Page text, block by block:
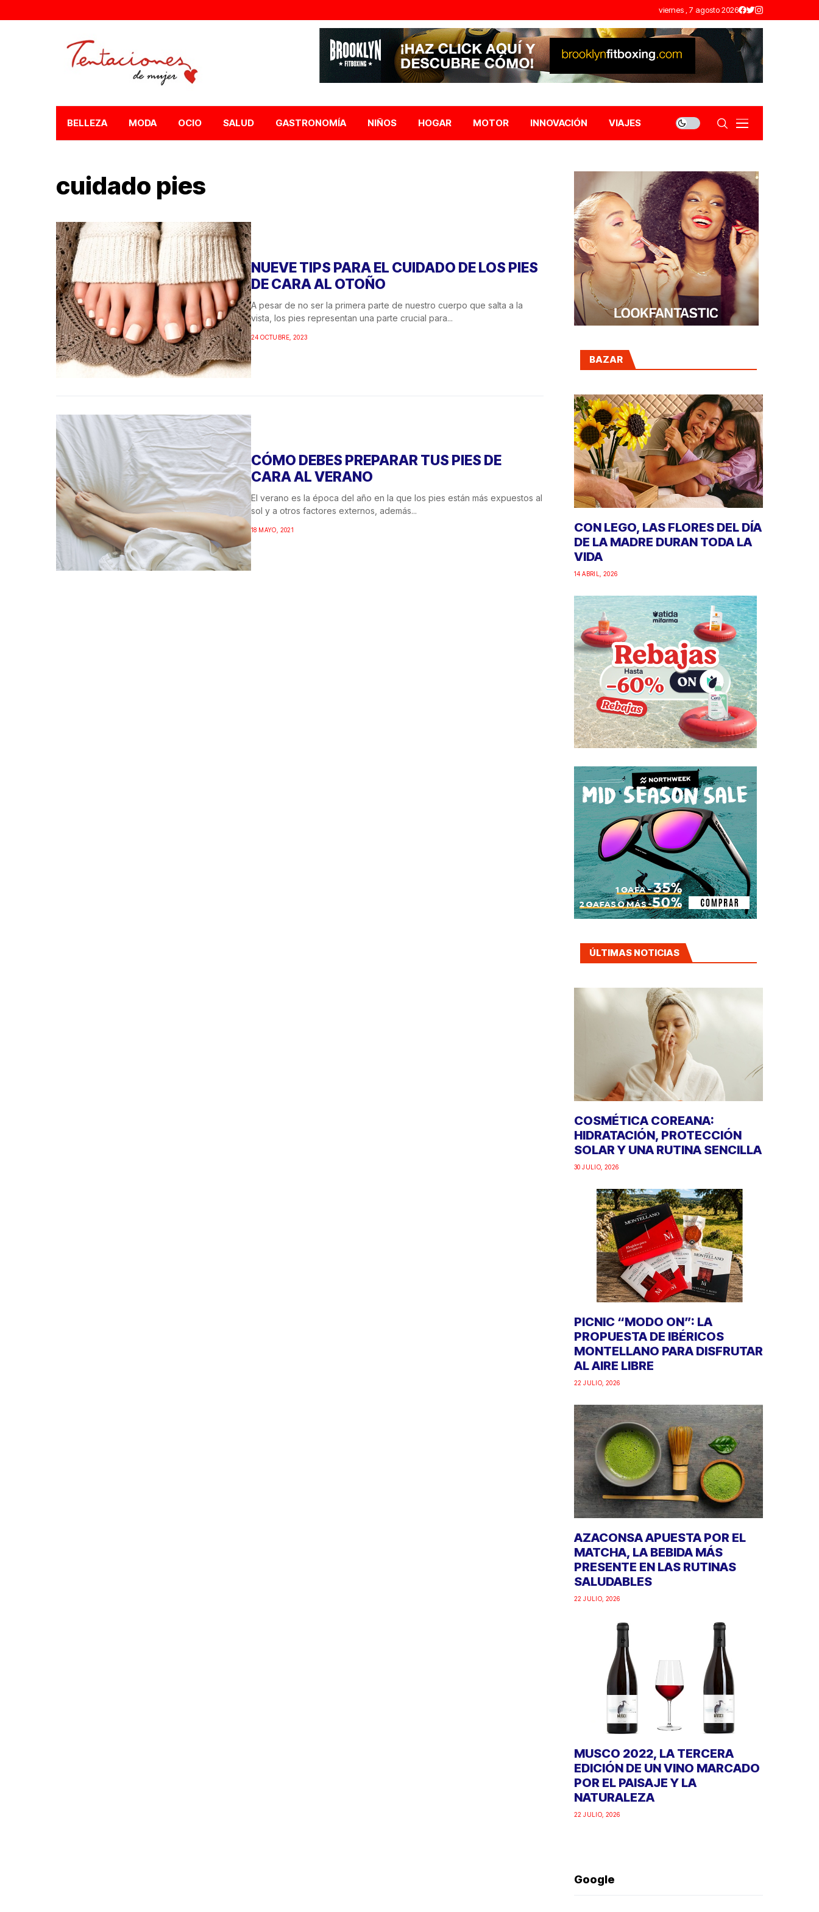
viernes , 7 agosto 2026
BELLEZA MODA OCIO SALUD GASTRONOMÍA NIÑOS HOGAR MOTOR INNOVACIÓN VIAJES
cuidado pies
NUEVE TIPS PARA EL CUIDADO DE LOS PIES
DE CARA AL OTOÑO
A pesar de no ser la primera parte de nuestro cuerpo que salta a la
vista, los pies representan una parte crucial para...
24 OCTUBRE, 2023
CÓMO DEBES PREPARAR TUS PIES DE
CARA AL VERANO
El verano es la época del año en la que los pies están más expuestos al
sol y a otros factores externos, además...
18 MAYO, 2021
BAZAR
CON LEGO, LAS FLORES DEL DÍA
DE LA MADRE DURAN TODA LA
VIDA
14 ABRIL, 2026
ÚLTIMAS NOTICIAS
COSMÉTICA COREANA:
HIDRATACIÓN, PROTECCIÓN
SOLAR Y UNA RUTINA SENCILLA
30 JULIO, 2026
PICNIC “MODO ON”: LA
PROPUESTA DE IBÉRICOS
MONTELLANO PARA DISFRUTAR
AL AIRE LIBRE
22 JULIO, 2026
AZACONSA APUESTA POR EL
MATCHA, LA BEBIDA MÁS
PRESENTE EN LAS RUTINAS
SALUDABLES
22 JULIO, 2026
MUSCO 2022, LA TERCERA
EDICIÓN DE UN VINO MARCADO
POR EL PAISAJE Y LA
NATURALEZA
22 JULIO, 2026
Google